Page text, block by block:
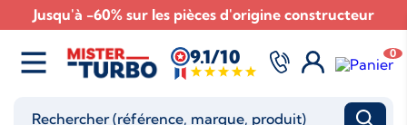
Jusqu'à -60% sur les pièces d'origine constructeur
9.1/10 0